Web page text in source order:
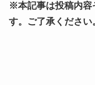
※本記事は投稿内容
す。ご了承ください